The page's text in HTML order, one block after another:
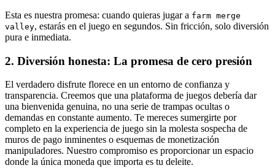
Esta es nuestra promesa: cuando quieras jugar a farm merge
valley, estarás en el juego en segundos. Sin fricción, solo diversión
pura e inmediata.
2. Diversión honesta: La promesa de cero presión
El verdadero disfrute florece en un entorno de confianza y
transparencia. Creemos que una plataforma de juegos debería dar
una bienvenida genuina, no una serie de trampas ocultas o
demandas en constante aumento. Te mereces sumergirte por
completo en la experiencia de juego sin la molesta sospecha de
muros de pago inminentes o esquemas de monetización
manipuladores. Nuestro compromiso es proporcionar un espacio
donde la única moneda que importa es tu deleite.